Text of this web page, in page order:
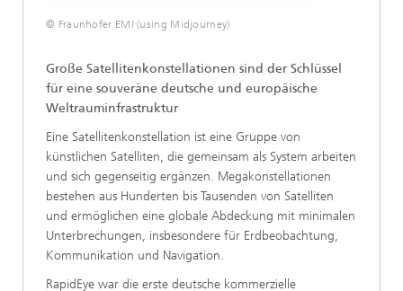
© Fraunhofer EMI (using Midjourney)
Große Satellitenkonstellationen sind der Schlüssel
für eine souveräne deutsche und europäische
Weltrauminfrastruktur
Eine Satellitenkonstellation ist eine Gruppe von
künstlichen Satelliten, die gemeinsam als System arbeiten
und sich gegenseitig ergänzen. Megakonstellationen
bestehen aus Hunderten bis Tausenden von Satelliten
und ermöglichen eine globale Abdeckung mit minimalen
Unterbrechungen, insbesondere für Erdbeobachtung,
Kommunikation und Navigation.
RapidEye war die erste deutsche kommerzielle